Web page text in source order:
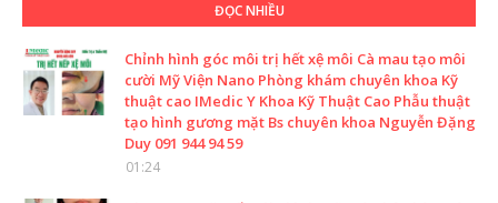
ĐỌC NHIỀU
Chỉnh hình góc môi trị hết xệ môi Cà mau tạo môi
cười Mỹ Viện Nano Phòng khám chuyên khoa Kỹ
thuật cao IMedic Y Khoa Kỹ Thuật Cao Phẫu thuật
tạo hình gương mặt Bs chuyên khoa Nguyễn Đặng
Duy 091 944 94 59
01:24